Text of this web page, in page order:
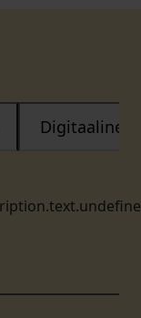
Digitaalinen